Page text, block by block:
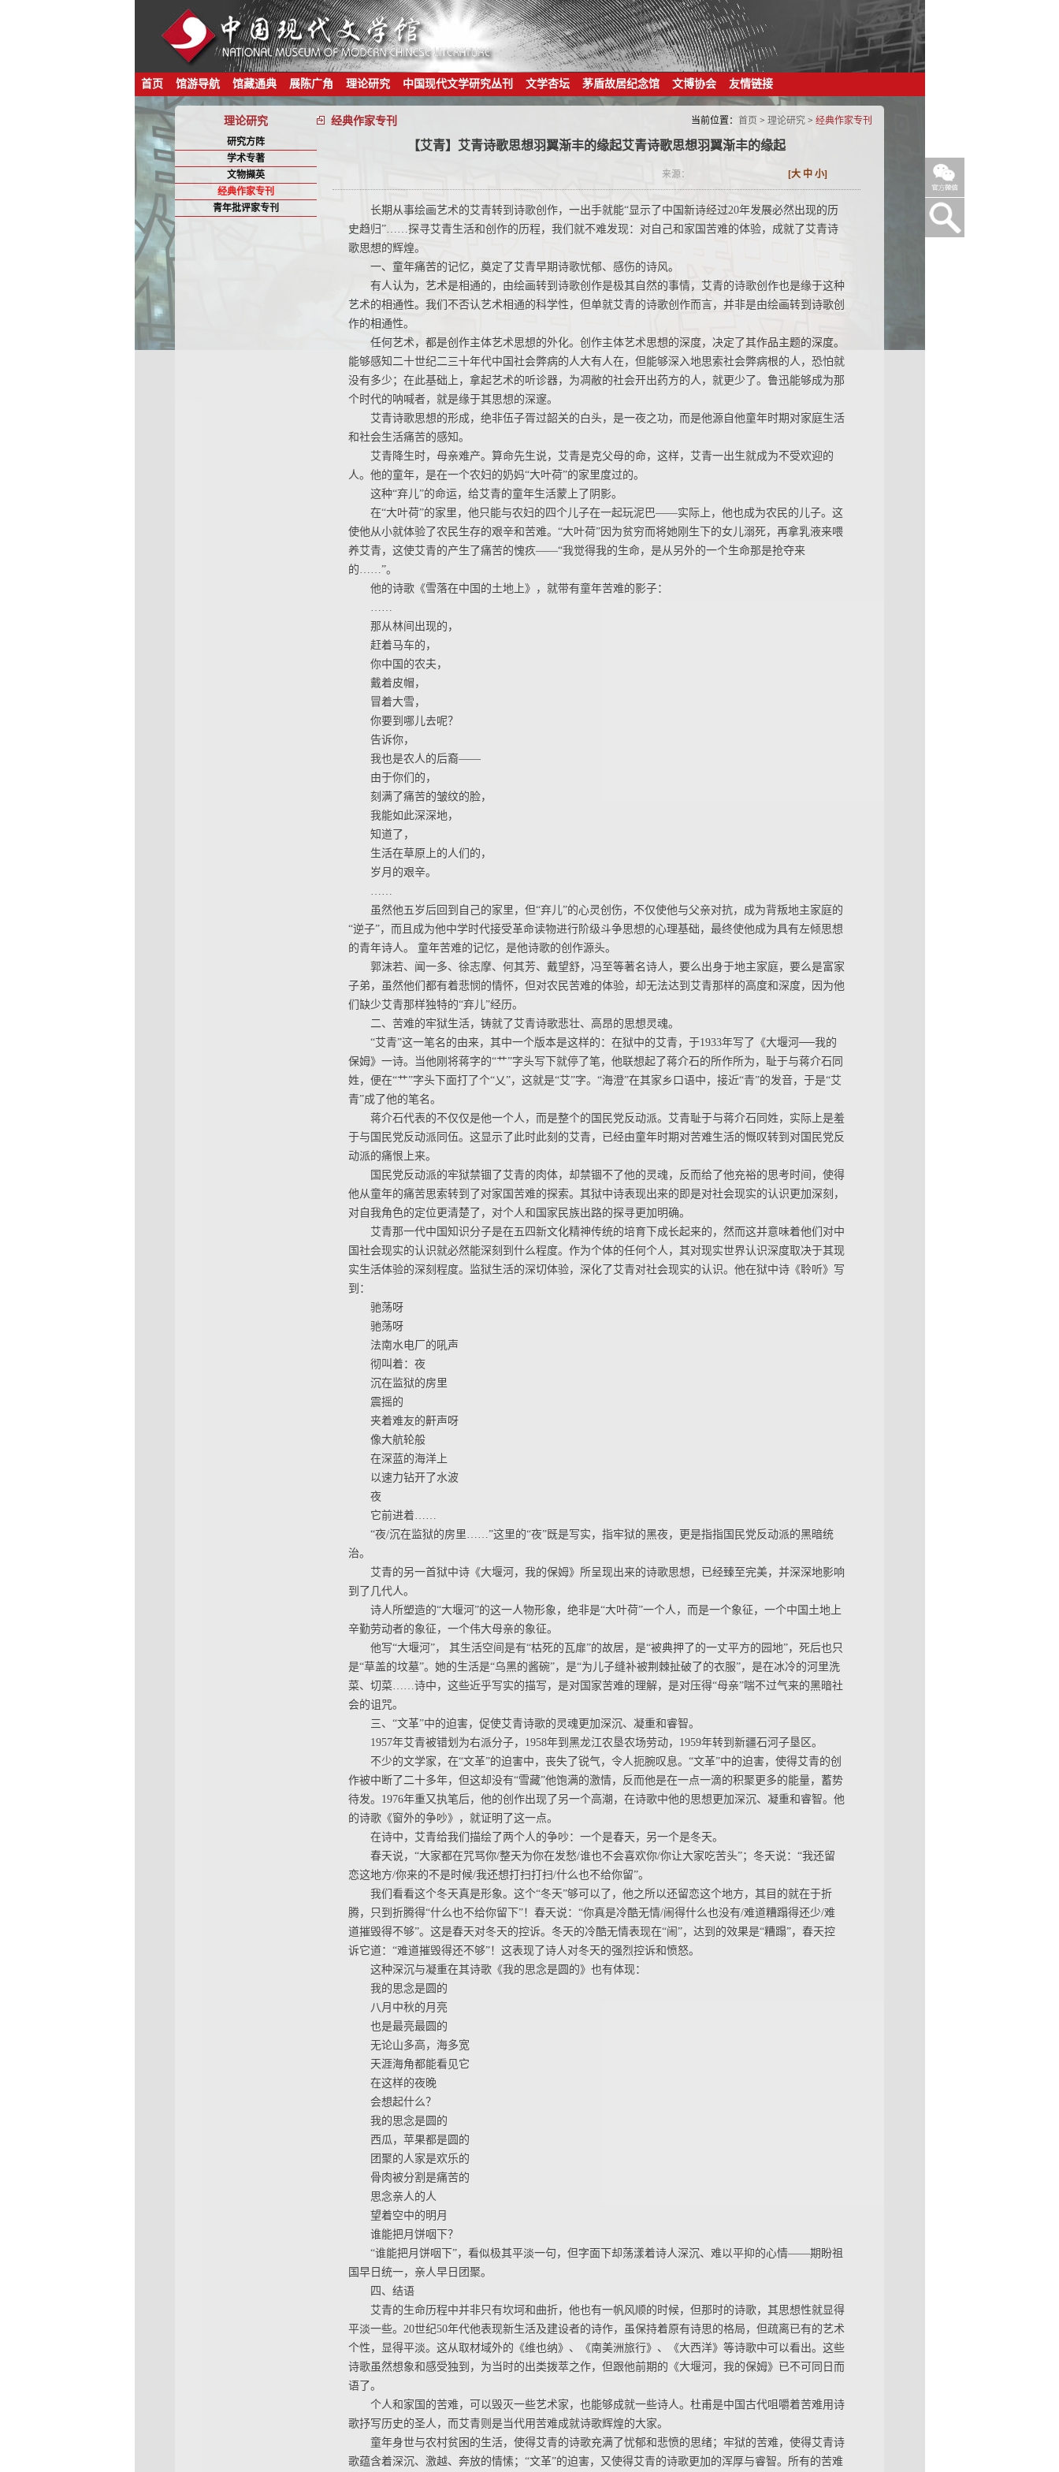
首页 馆游导航 馆藏通典 展陈广角 理论研究 中国现代文学研究丛刊 文学杏坛 茅盾故居纪念馆 文博协会 友情链接
理论研究 经典作家专刊 当前位置： 首页 > 理论研究 > 经典作家专刊
研究方阵
学术专著
文物撷英
经典作家专刊
青年批评家专刊
【艾青】艾青诗歌思想羽翼渐丰的缘起艾青诗歌思想羽翼渐丰的缘起
来源： [大 中 小]
长期从事绘画艺术的艾青转到诗歌创作，一出手就能“显示了中国新诗经过20年发展必然出现的历
史趋归”……探寻艾青生活和创作的历程，我们就不难发现：对自己和家国苦难的体验，成就了艾青诗
歌思想的辉煌。
一、童年痛苦的记忆，奠定了艾青早期诗歌忧郁、感伤的诗风。
有人认为，艺术是相通的，由绘画转到诗歌创作是极其自然的事情，艾青的诗歌创作也是缘于这种
艺术的相通性。我们不否认艺术相通的科学性，但单就艾青的诗歌创作而言，并非是由绘画转到诗歌创
作的相通性。
任何艺术，都是创作主体艺术思想的外化。创作主体艺术思想的深度，决定了其作品主题的深度。
能够感知二十世纪二三十年代中国社会弊病的人大有人在，但能够深入地思索社会弊病根的人，恐怕就
没有多少；在此基础上，拿起艺术的听诊器，为凋敝的社会开出药方的人，就更少了。鲁迅能够成为那
个时代的呐喊者，就是缘于其思想的深邃。
艾青诗歌思想的形成，绝非伍子胥过韶关的白头，是一夜之功，而是他源自他童年时期对家庭生活
和社会生活痛苦的感知。
艾青降生时，母亲难产。算命先生说，艾青是克父母的命，这样，艾青一出生就成为不受欢迎的
人。他的童年，是在一个农妇的奶妈“大叶荷”的家里度过的。
这种“弃儿”的命运，给艾青的童年生活蒙上了阴影。
在“大叶荷”的家里，他只能与农妇的四个儿子在一起玩泥巴——实际上，他也成为农民的儿子。这
使他从小就体验了农民生存的艰辛和苦难。“大叶荷”因为贫穷而将她刚生下的女儿溺死，再拿乳液来喂
养艾青，这使艾青的产生了痛苦的愧疚——“我觉得我的生命，是从另外的一个生命那是抢夺来
的……”。
他的诗歌《雪落在中国的土地上》，就带有童年苦难的影子：
……
那从林间出现的，
赶着马车的，
你中国的农夫，
戴着皮帽，
冒着大雪，
你要到哪儿去呢？
告诉你，
我也是农人的后裔——
由于你们的，
刻满了痛苦的皱纹的脸，
我能如此深深地，
知道了，
生活在草原上的人们的，
岁月的艰辛。
……
虽然他五岁后回到自己的家里，但“弃儿”的心灵创伤，不仅使他与父亲对抗，成为背叛地主家庭的
“逆子”，而且成为他中学时代接受革命读物进行阶级斗争思想的心理基础，最终使他成为具有左倾思想
的青年诗人。 童年苦难的记忆，是他诗歌的创作源头。
郭沫若、闻一多、徐志摩、何其芳、戴望舒，冯至等著名诗人，要么出身于地主家庭，要么是富家
子弟，虽然他们都有着悲悯的情怀，但对农民苦难的体验，却无法达到艾青那样的高度和深度，因为他
们缺少艾青那样独特的“弃儿”经历。
二、苦难的牢狱生活，铸就了艾青诗歌悲壮、高昂的思想灵魂。
“艾青”这一笔名的由来，其中一个版本是这样的：在狱中的艾青，于1933年写了《大堰河──我的
保姆》一诗。当他刚将蒋字的“艹”字头写下就停了笔，他联想起了蒋介石的所作所为，耻于与蒋介石同
姓，便在“艹”字头下面打了个“乂”，这就是“艾”字。“海澄”在其家乡口语中，接近“青”的发音，于是“艾
青”成了他的笔名。
蒋介石代表的不仅仅是他一个人，而是整个的国民党反动派。艾青耻于与蒋介石同姓，实际上是羞
于与国民党反动派同伍。这显示了此时此刻的艾青，已经由童年时期对苦难生活的慨叹转到对国民党反
动派的痛恨上来。
国民党反动派的牢狱禁锢了艾青的肉体，却禁锢不了他的灵魂，反而给了他充裕的思考时间，使得
他从童年的痛苦思索转到了对家国苦难的探索。其狱中诗表现出来的即是对社会现实的认识更加深刻，
对自我角色的定位更清楚了，对个人和国家民族出路的探寻更加明确。
艾青那一代中国知识分子是在五四新文化精神传统的培育下成长起来的，然而这并意味着他们对中
国社会现实的认识就必然能深刻到什么程度。作为个体的任何个人，其对现实世界认识深度取决于其现
实生活体验的深刻程度。监狱生活的深切体验，深化了艾青对社会现实的认识。他在狱中诗《聆听》写
到：
驰荡呀
驰荡呀
法南水电厂的吼声
彻叫着：夜
沉在监狱的房里
震摇的
夹着难友的鼾声呀
像大航轮般
在深蓝的海洋上
以速力钻开了水波
夜
它前进着……
“夜/沉在监狱的房里……”这里的“夜”既是写实，指牢狱的黑夜，更是指指国民党反动派的黑暗统
治。
艾青的另一首狱中诗《大堰河，我的保姆》所呈现出来的诗歌思想，已经臻至完美，并深深地影响
到了几代人。
诗人所塑造的“大堰河”的这一人物形象，绝非是“大叶荷”一个人，而是一个象征，一个中国土地上
辛勤劳动者的象征，一个伟大母亲的象征。
他写“大堰河”， 其生活空间是有“枯死的瓦扉”的故居，是“被典押了的一丈平方的园地”，死后也只
是“草盖的坟墓”。她的生活是“乌黑的酱碗”，是“为儿子缝补被荆棘扯破了的衣服”，是在冰冷的河里洗
菜、切菜……诗中，这些近乎写实的描写，是对国家苦难的理解，是对压得“母亲”喘不过气来的黑暗社
会的诅咒。
三、“文革”中的迫害，促使艾青诗歌的灵魂更加深沉、凝重和睿智。
1957年艾青被错划为右派分子，1958年到黑龙江农垦农场劳动，1959年转到新疆石河子垦区。
不少的文学家，在“文革”的迫害中，丧失了锐气，令人扼腕叹息。“文革”中的迫害，使得艾青的创
作被中断了二十多年，但这却没有“雪藏”他饱满的激情，反而他是在一点一滴的积聚更多的能量，蓄势
待发。1976年重又执笔后，他的创作出现了另一个高潮，在诗歌中他的思想更加深沉、凝重和睿智。他
的诗歌《窗外的争吵》，就证明了这一点。
在诗中，艾青给我们描绘了两个人的争吵：一个是春天，另一个是冬天。
春天说，“大家都在咒骂你/整天为你在发愁/谁也不会喜欢你/你让大家吃苦头”；冬天说：“我还留
恋这地方/你来的不是时候/我还想打扫打扫/什么也不给你留”。
我们看看这个冬天真是形象。这个“冬天”够可以了，他之所以还留恋这个地方，其目的就在于折
腾，只到折腾得“什么也不给你留下”！春天说：“你真是冷酷无情/闹得什么也没有/难道糟蹋得还少/难
道摧毁得不够”。这是春天对冬天的控诉。冬天的冷酷无情表现在“闹”，达到的效果是“糟蹋”，春天控
诉它道：“难道摧毁得还不够”！这表现了诗人对冬天的强烈控诉和愤怒。
这种深沉与凝重在其诗歌《我的思念是圆的》也有体现：
我的思念是圆的
八月中秋的月亮
也是最亮最圆的
无论山多高，海多宽
天涯海角都能看见它
在这样的夜晚
会想起什么？
我的思念是圆的
西瓜，苹果都是圆的
团聚的人家是欢乐的
骨肉被分割是痛苦的
思念亲人的人
望着空中的明月
谁能把月饼咽下？
“谁能把月饼咽下”，看似极其平淡一句，但字面下却荡漾着诗人深沉、难以平抑的心情——期盼祖
国早日统一，亲人早日团聚。
四、结语
艾青的生命历程中并非只有坎坷和曲折，他也有一帆风顺的时候，但那时的诗歌，其思想性就显得
平淡一些。20世纪50年代他表现新生活及建设者的诗作，虽保持着原有诗思的格局，但疏离已有的艺术
个性，显得平淡。这从取材域外的《维也纳》、《南美洲旅行》、《大西洋》等诗歌中可以看出。这些
诗歌虽然想象和感受独到，为当时的出类拨萃之作，但跟他前期的《大堰河，我的保姆》已不可同日而
语了。
个人和家国的苦难，可以毁灭一些艺术家，也能够成就一些诗人。杜甫是中国古代咀嚼着苦难用诗
歌抒写历史的圣人，而艾青则是当代用苦难成就诗歌辉煌的大家。
童年身世与农村贫困的生活，使得艾青的诗歌充满了忧郁和悲愤的思绪；牢狱的苦难，使得艾青诗
歌蕴含着深沉、激越、奔放的情愫；“文革”的迫害，又使得艾青的诗歌更加的浑厚与睿智。所有的苦难